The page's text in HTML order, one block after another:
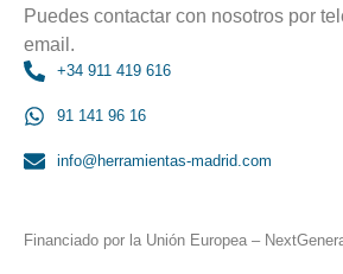
Puedes contactar con nosotros por
email.
+34 911 419 616
91 141 96 16
info@herramientas-madrid.com
Financiado por la Unión Europea –